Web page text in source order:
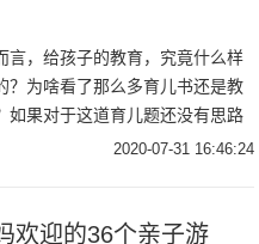
言，给孩子的教育，究竟什么样
？为啥看了那么多育儿书还是教
如果对于这道育儿题还没有思路
，不妨抽出时间看一看《千与千
2020-07-31 16:46:24
欢迎的36个亲子游